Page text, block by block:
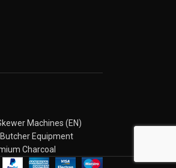
Machines (EN)
Equipment
Charcoal